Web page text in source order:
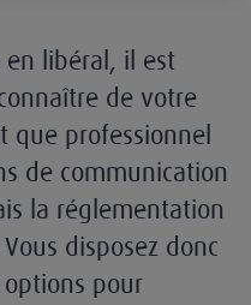
libéral, il est
de votre
professionnel
de communication
la réglementation
disposez donc
pour